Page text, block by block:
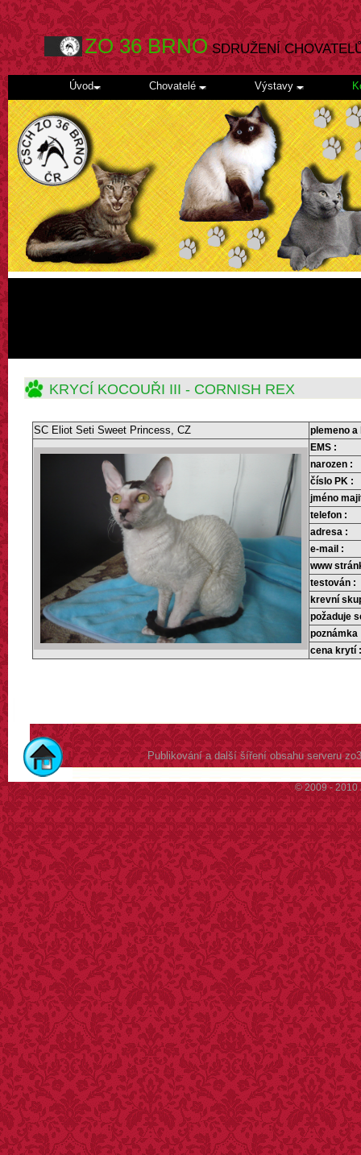
ZO 36 BRNOSDRUŽENÍ
Úvod Chovatelé Výstavy
KRYCÍ KOCOUŘI III - CORNISH REX
SC Eliot Seti Sweet Princess, CZ
plemeno a
EMS :
narozen :
číslo PK :
jméno
telefon :
adresa :
e-mail :
www
testován :
krevní
požaduje
poznámka
cena krytí :
Publikování a další šíření obsahu serveru
© 2009 - 2010